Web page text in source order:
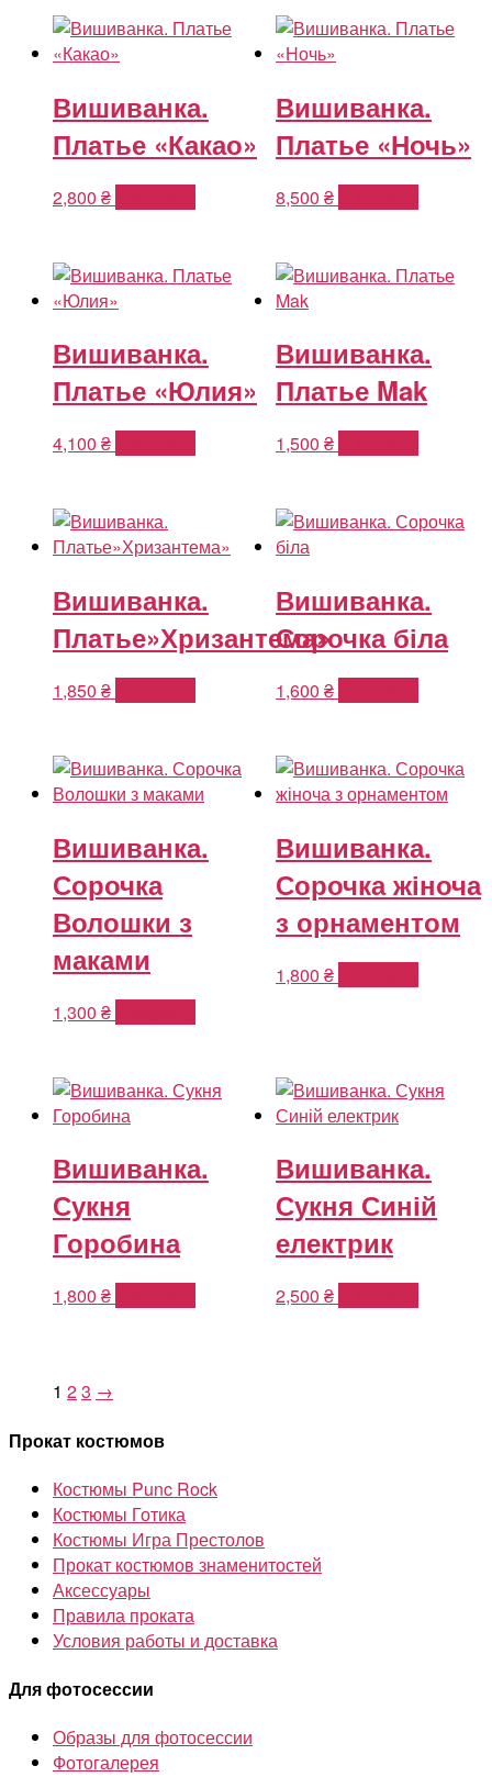
Вишиванка.
Платье «Какао»
2,800 ₴
Вишиванка.
Платье «Ночь»
8,500₴
Вишиванка.
Платье «Юлия»
4,100 ₴
Вишиванка.
Платье Mak
1,500₴
Вишиванка.
Платье»Хризантема»
1,850 ₴
Вишиванка.
Сорочка біла
1,600₴
Вишиванка.
Сорочка
Волошки з
маками
1,300 ₴
Вишиванка.
Сорочка жіноча
з орнаментом
1,800₴
Вишиванка.
Сукня
Горобина
1,800 ₴
Вишиванка.
Сукня Синій
електрик
2,500₴
1 23 →
Прокат костюмов
Костюмы Punc Rock
Костюмы Готика
Костюмы Игра Престолов
Прокат костюмов знаменитостей
Аксессуары
Правила проката
Условия работы и доставка
Для фотосессии
Образы для фотосессии
Фотогалерея